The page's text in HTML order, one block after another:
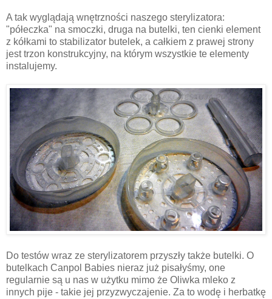
A tak wyglądają wnętrzności naszego sterylizatora:
"półeczka" na smoczki, druga na butelki, ten cienki element
z kółkami to stabilizator butelek, a całkiem z prawej strony
jest trzon konstrukcyjny, na którym wszystkie te elementy
instalujemy.
Do testów wraz ze sterylizatorem przyszły także butelki. O
butelkach Canpol Babies nieraz już pisałyśmy, one
regularnie są u nas w użytku mimo że Oliwka mleko z
innych pije - takie jej przyzwyczajenie. Za to wodę i herbatkę